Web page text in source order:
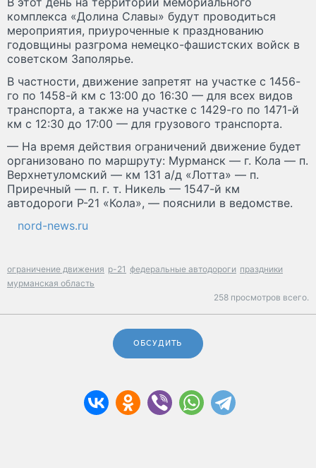
комплекса «Долина Славы» будут проводиться
мероприятия, приуроченные к празднованию
годовщины разгрома немецко-фашистских войск в
советском Заполярье.
В частности, движение запретят на участке с 1456-
го по 1458-й км с 13:00 до 16:30 — для всех видов
транспорта, а также на участке с 1429-го по 1471-й
км с 12:30 до 17:00 — для грузового транспорта.
— На время действия ограничений движение будет
организовано по маршруту: Мурманск — г. Кола — п.
Верхнетуломский — км 131 а/д «Лотта» — п.
Приречный — п. г. т. Никель — 1547-й км
автодороги Р-21 «Кола», — пояснили в ведомстве.
nord-news.ru
ограничение движения р-21 федеральные автодороги праздники
мурманская область
258 просмотров всего.
ОБСУДИТЬ